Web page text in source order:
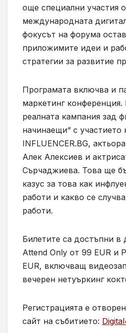
още специални участия
международната
фокусът на форума
приложимите идеи и
стратегии за развитие
Програмата включва и
маркетинг конференция.
реалната кампания зад
начинаещи“ с
INFLUENCER.BG,
Алек Алексиев и
Сърчаджиева. Това ще
казус за това как
работи и какво се
работи.
Билетите са достъпни в
Attend Only от 99 EUR и
EUR, включващ
вечерен нетуъркинг
Регистрацията е
сайт на събитието: